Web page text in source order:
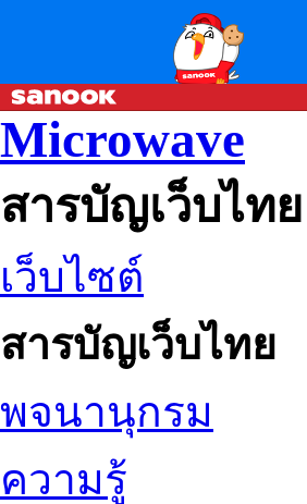
Microwave
สารบัญเว็บไทย
เว็บไซต์
สารบัญเว็บไทย
พจนานุกรม
ความรู้